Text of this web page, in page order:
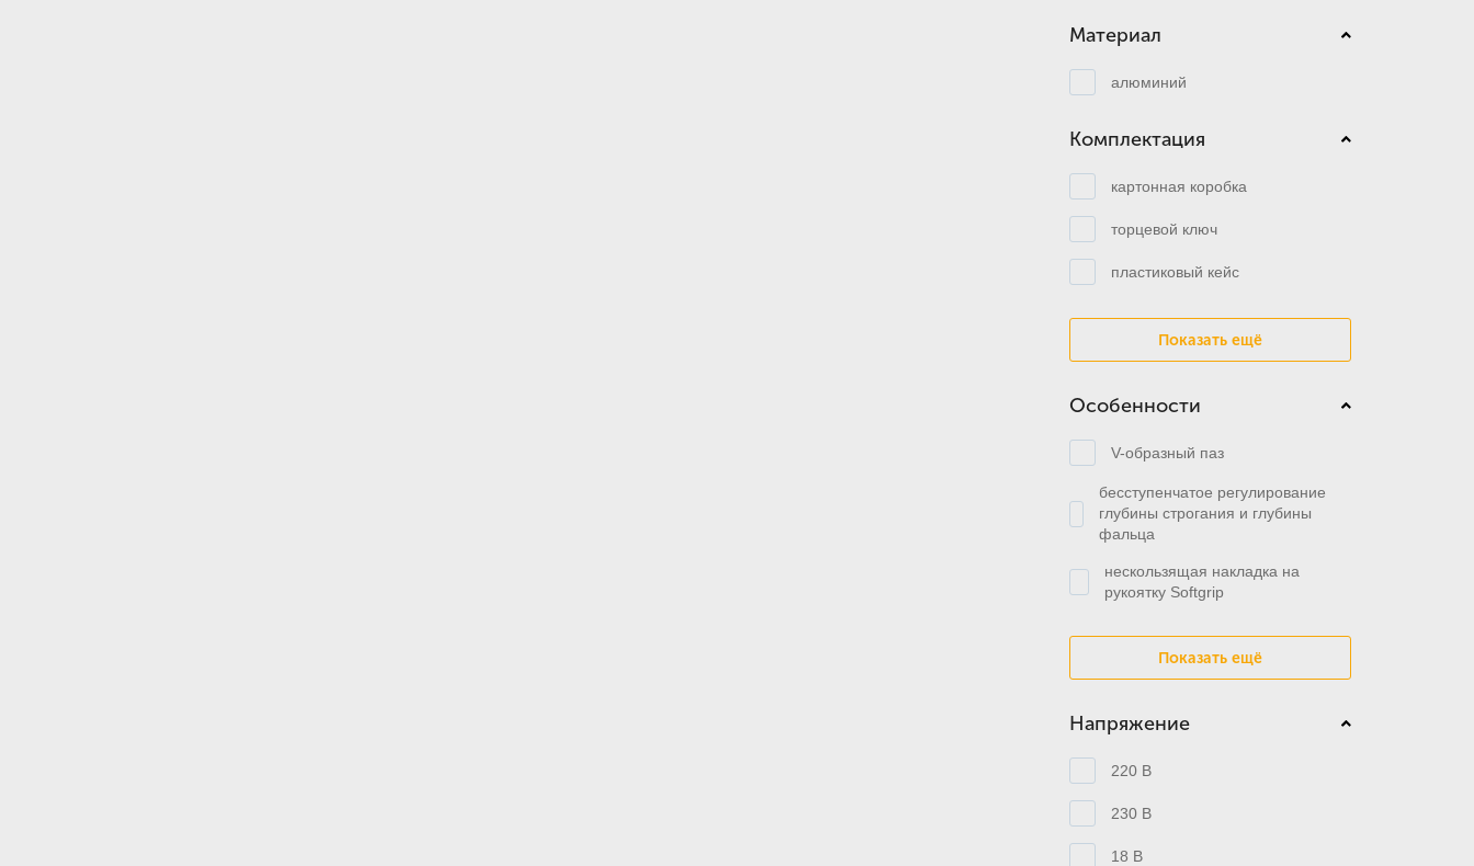
Материал
алюминий
Комплектация
картонная коробка
торцевой ключ
пластиковый кейс
Показать ещё
Особенности
V-образный паз
бесступенчатое регулирование
глубины строгания и глубины
фальца
нескользящая накладка на
рукоятку Softgrip
Показать ещё
Напряжение
220 В
230 В
18 В